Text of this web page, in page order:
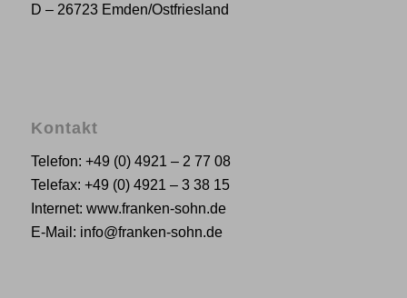
D – 26723 Emden/Ostfriesland
Kontakt
Telefon: +49 (0) 4921 – 2 77 08
Telefax: +49 (0) 4921 – 3 38 15
Internet: www.franken-sohn.de
E-Mail: info@franken-sohn.de